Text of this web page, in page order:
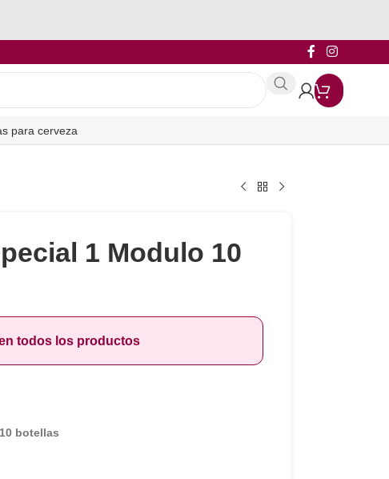
para cerveza
1 Modulo 10
todos los productos
botellas